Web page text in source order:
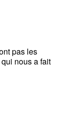
pas les
nous a fait